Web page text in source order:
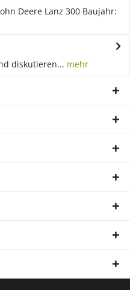
Deere Lanz 300 Baujahr:
diskutieren... mehr